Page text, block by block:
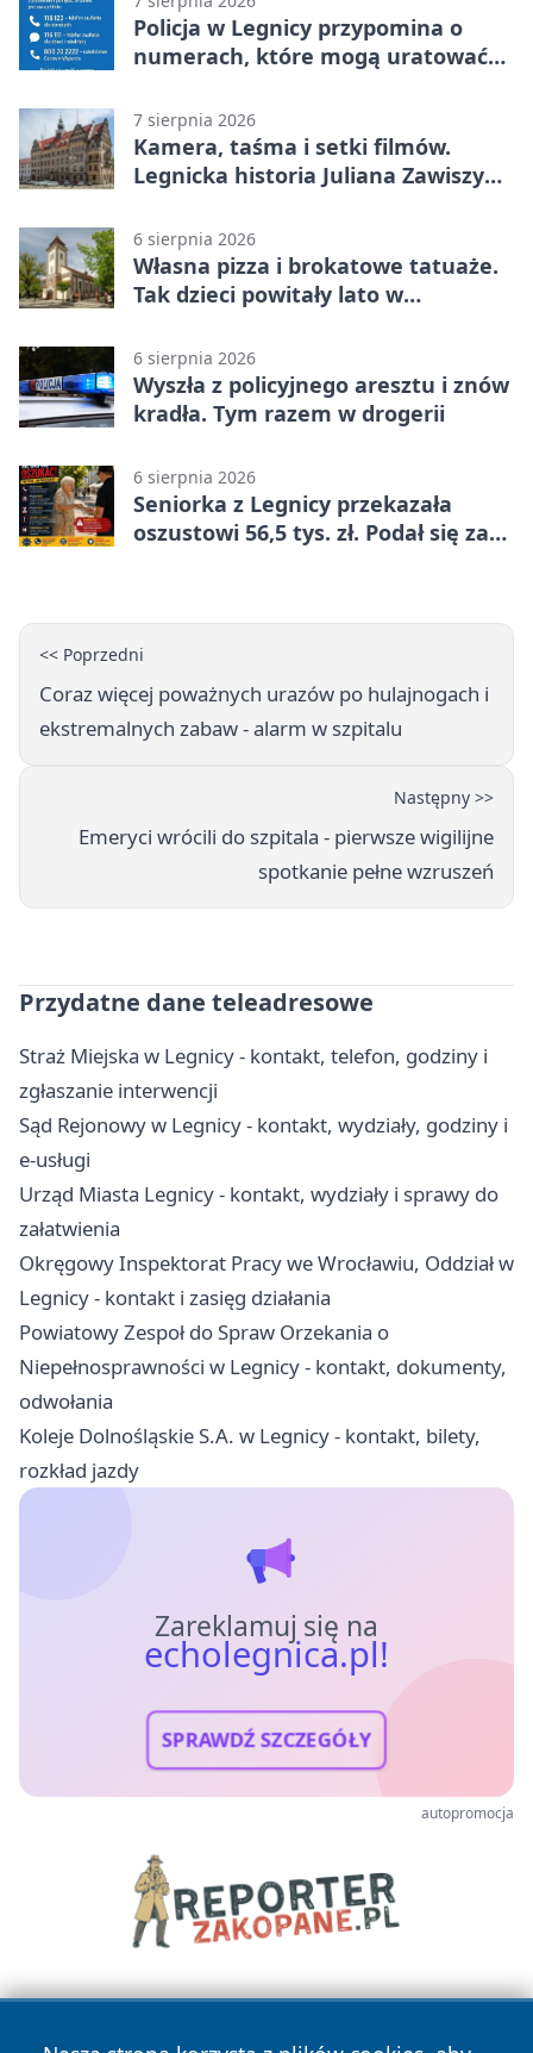
Policja w Legnicy przypomina o
numerach, które mogą uratować
7 sierpnia 2026
Kamera, taśma i setki filmów.
Legnicka historia Juliana Zawiszy
6 sierpnia 2026
Własna pizza i brokatowe tatuaże.
Tak dzieci powitały lato w
6 sierpnia 2026
Wyszła z policyjnego aresztu i znów
kradła. Tym razem w drogerii
6 sierpnia 2026
Seniorka z Legnicy przekazała
oszustowi 56,5 tys. zł. Podał się za
<< Poprzedni
Coraz więcej poważnych urazów po hulajnogach i
ekstremalnych zabaw - alarm w szpitalu
Następny >>
Emeryci wrócili do szpitala - pierwsze wigilijne
spotkanie pełne wzruszeń
Przydatne dane teleadresowe
Straż Miejska w Legnicy - kontakt, telefon, godziny i
zgłaszanie interwencji
Sąd Rejonowy w Legnicy - kontakt, wydziały, godziny i
e-usługi
Urząd Miasta Legnicy - kontakt, wydziały i sprawy do
załatwienia
Okręgowy Inspektorat Pracy we Wrocławiu, Oddział w
Legnicy - kontakt i zasięg działania
Powiatowy Zespoł do Spraw Orzekania o
Niepełnosprawności w Legnicy - kontakt, dokumenty,
odwołania
Koleje Dolnośląskie S.A. w Legnicy - kontakt, bilety,
rozkład jazdy
Zareklamuj się na
echolegnica.pl!
SPRAWDŹ SZCZEGÓŁY
autopromocja